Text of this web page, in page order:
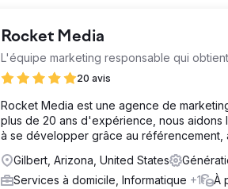
Rocket Media
L'équipe marketing responsable qui
20 avis
Rocket Media est une agence de
plus de 20 ans d'expérience, nous
à se développer grâce au référencement,
Gilbert, Arizona, United States
Services à domicile, Informatique +1 À